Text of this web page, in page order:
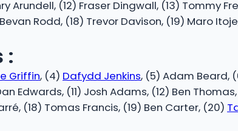
Arundell, (12) Fraser Dingwall, (13) Tommy
Rodd, (18) Trevor Davison, (19) Maro
:
Griffin, (4) Dafydd Jenkins, (5) Adam Beard,
Edwards, (11) Josh Adams, (12) Ben
(18) Tomas Francis, (19) Ben Carter, (20)